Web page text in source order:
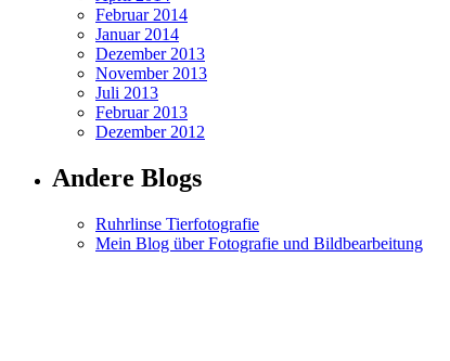
Februar 2014
Januar 2014
Dezember 2013
November 2013
Juli 2013
Februar 2013
Dezember 2012
Andere Blogs
Ruhrlinse Tierfotografie
Mein Blog über Fotografie und Bildbearbeitung